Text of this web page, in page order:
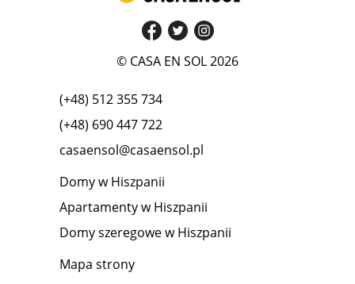
© CASA EN SOL 2026
(+48) 512 355 734
(+48) 690 447 722
casaensol@casaensol.pl
Domy w Hiszpanii
Apartamenty w Hiszpanii
Domy szeregowe w Hiszpanii
Mapa strony